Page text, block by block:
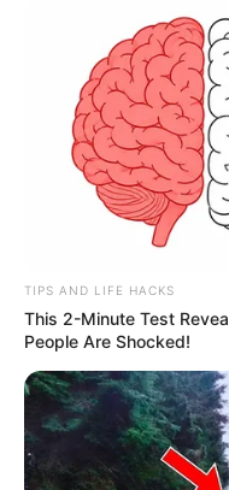
TIPS AND LIFE HACKS
This 2-Minute Test
People Are Shocked!